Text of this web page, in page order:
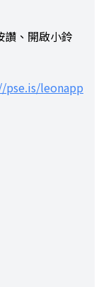
讚、開啟小鈴
pse.is/leonapp